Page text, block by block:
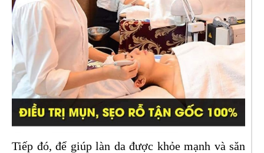
Tiếp đó, để giúp làn da được khỏe mạnh và săn